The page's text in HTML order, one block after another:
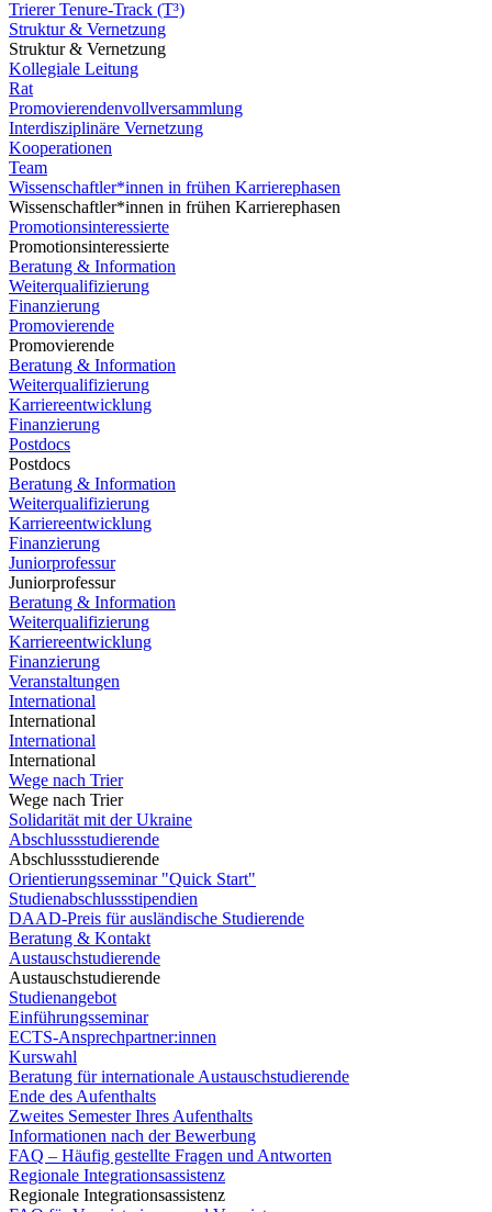
Trierer Tenure-Track (T³)
Struktur & Vernetzung
Struktur & Vernetzung
Kollegiale Leitung
Rat
Promovierendenvollversammlung
Interdisziplinäre Vernetzung
Kooperationen
Team
Wissenschaftler*innen in frühen Karrierephasen
Wissenschaftler*innen in frühen Karrierephasen
Promotionsinteressierte
Promotionsinteressierte
Beratung & Information
Weiterqualifizierung
Finanzierung
Promovierende
Promovierende
Beratung & Information
Weiterqualifizierung
Karriereentwicklung
Finanzierung
Postdocs
Postdocs
Beratung & Information
Weiterqualifizierung
Karriereentwicklung
Finanzierung
Juniorprofessur
Juniorprofessur
Beratung & Information
Weiterqualifizierung
Karriereentwicklung
Finanzierung
Veranstaltungen
International
International
International
International
Wege nach Trier
Wege nach Trier
Solidarität mit der Ukraine
Abschlussstudierende
Abschlussstudierende
Orientierungsseminar "Quick Start"
Studienabschlussstipendien
DAAD-Preis für ausländische Studierende
Beratung & Kontakt
Austauschstudierende
Austauschstudierende
Studienangebot
Einführungsseminar
ECTS-Ansprechpartner:innen
Kurswahl
Beratung für internationale Austauschstudierende
Ende des Aufenthalts
Zweites Semester Ihres Aufenthalts
Informationen nach der Bewerbung
FAQ – Häufig gestellte Fragen und Antworten
Regionale Integrationsassistenz
Regionale Integrationsassistenz